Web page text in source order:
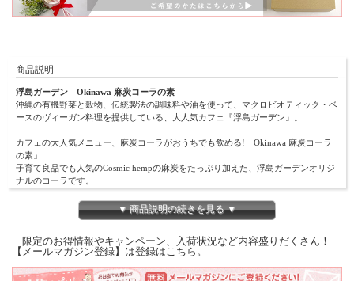
商品説明
浮島ガーデン Okinawa 麻炭コーラの素
沖縄の有機野菜と穀物、伝統製法の調味料や油を使って、マクロビオティック・ベ
ースのヴィーガン料理を提供している、大人気カフェ『浮島ガーデン』。
カフェの大人気メニュー、麻炭コーラがおうちでも飲める!「Okinawa 麻炭コーラ
の素」
子育て良品でも人気のCosmic hempの麻炭をたっぷり加えた、浮島ガーデンオリジ
ナルのコーラです。
多良間島産の黒糖をベースに、糸満の有機レモングラス、大宜味村の有機生姜と沖
縄県産のハーブを使いました。
す。
麻炭たっぷりで罪悪感のないコーラ！見た目の黒さもインパクト大です。
▼ 商品説明の続きを見る ▼
限定のお得情報やキャンペーン、入荷状況など内容盛りだくさん！
【メールマガジン登録】は登録はこちら。